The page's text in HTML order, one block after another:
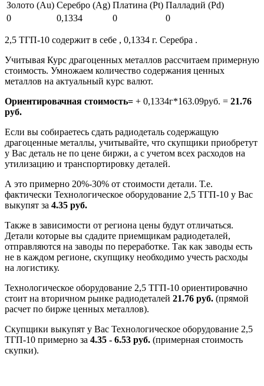
Золото (Au) Серебро (Ag) Платина (Pt) Палладий (Pd)
0
0,1334 0 0
2,5 ТГП-10 содержит в себе , 0,1334 г. Серебра .
Учитывая Курс драгоценных металлов рассчитаем примерную
стоимость. Умножаем количество содержания ценных
металлов на актуальный курс валют.
Ориентировачная стоимость= + 0,1334г*163.09руб. = 21.76
руб.
Если вы собираетесь сдать радиодеталь содержащую
драгоценные металлы, учитывайте, что скупщики приобретут
у Вас деталь не по цене биржи, а с учетом всех расходов на
утилизацию и транспортировку деталей.
А это примерно 20%-30% от стоимости детали. Т.е.
фактически Технологическое оборудование 2,5 ТГП-10 у Вас
выкупят за 4.35 руб.
Также в зависимости от региона цены будут отличаться.
Детали которые вы сдадите приемщикам радиодеталей,
отправляются на заводы по переработке. Так как заводы есть
не в каждом регионе, скупщику необходимо учесть расходы
на логистику.
Технологическое оборудование 2,5 ТГП-10 ориентировачно
стоит на вторичном рынке радиодеталей 21.76 руб. (прямой
расчет по бирже ценных металлов).
Скупщики выкупят у Вас Технологическое оборудование 2,5
ТГП-10 примерно за 4.35 - 6.53 руб. (примерная стоимость
скупки).